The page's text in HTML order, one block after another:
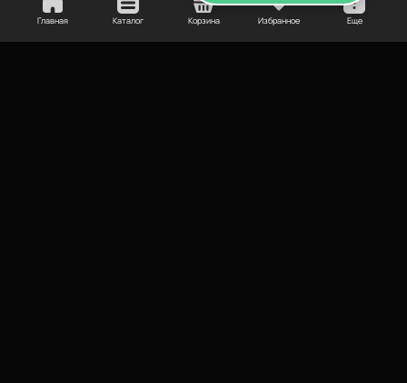
100₽
Фитинг для тефлоновой
Главная Каталог Корзина Избранное Еще